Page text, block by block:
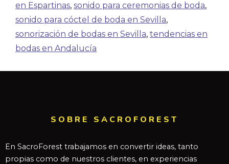
en Espartinas, sonido para ceremonias de boda,
sonido para cóctel de boda en Sevilla,
sonorización de bodas en Sevilla, tendencias en
bodas en Andalucía
SOBRE SACROFOREST
En SacroForest trabajamos en convertir ideas, tanto
propias como de nuestros clientes, en experiencias